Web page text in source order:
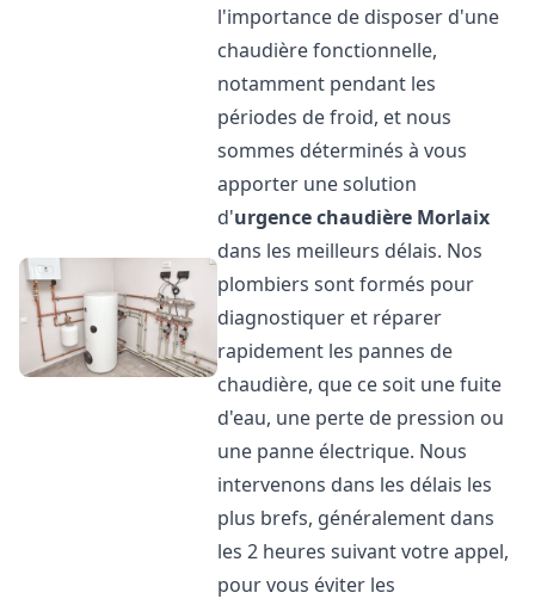
l'importance de disposer d'une
chaudière fonctionnelle,
notamment pendant les
périodes de froid, et nous
sommes déterminés à vous
apporter une solution
d'urgence chaudière Morlaix
dans les meilleurs délais. Nos
plombiers sont formés pour
diagnostiquer et réparer
rapidement les pannes de
chaudière, que ce soit une fuite
d'eau, une perte de pression ou
une panne électrique. Nous
intervenons dans les délais les
plus brefs, généralement dans
les 2 heures suivant votre appel,
pour vous éviter les